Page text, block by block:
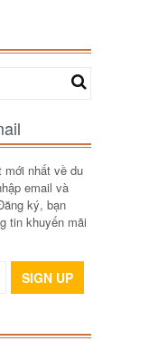
mới nhất về du
email và
ký, bạn
tin khuyến mãi
SIGN UP